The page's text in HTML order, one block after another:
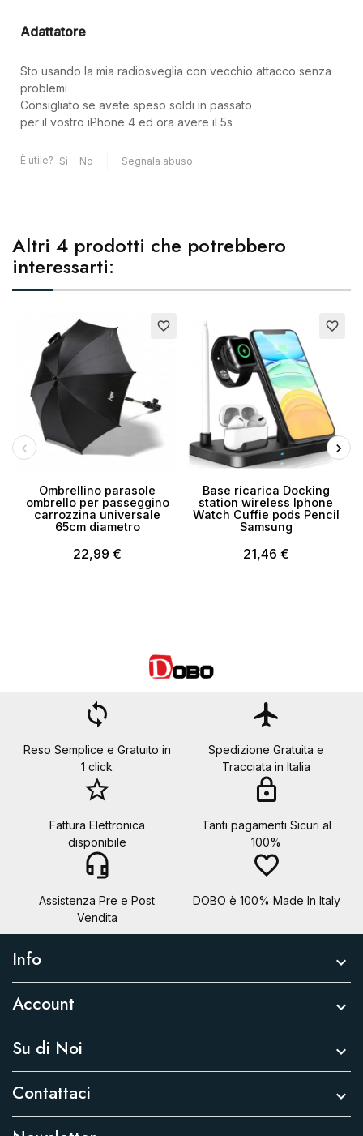
Adattatore
Sto usando la mia radiosveglia con vecchio attacco senza
problemi
Consigliato se avete speso soldi in passato
per il vostro iPhone 4 ed ora avere il 5s
È utile? Sì No Segnala abuso
Altri 4 prodotti che potrebbero
interessarti:
favorite_border
Ombrellino parasole
ombrello per passeggino
carrozzina universale
65cm diametro
22,99 €
Esaurito favorite_border
Base ricarica Docking
station wireless Iphone
Watch Cuffie pods Pencil
Samsung
21,46 €
loop
Reso Semplice e Gratuito in
1 click
flight
Spedizione Gratuita e
Tracciata in Italia
star_border
Fattura Elettronica
disponibile
lock
Tanti pagamenti Sicuri al
100%
headset_mic
Assistenza Pre e Post
Vendita
favorite_border
DOBO è 100% Made In Italy
Info 
Account 
Su di Noi 
Contattaci 